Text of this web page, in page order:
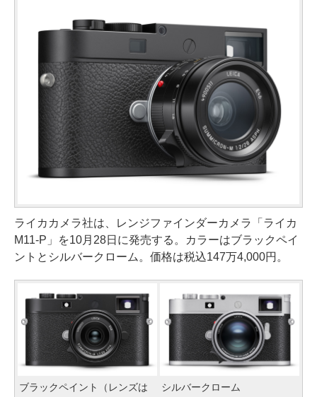
ライカカメラ社は、レンジファインダーカメラ「ライカ
M11-P」を10月28日に発売する。カラーはブラックペイ
ントとシルバークローム。価格は税込147万4,000円。
ブラックペイント（レンズは
シルバークローム